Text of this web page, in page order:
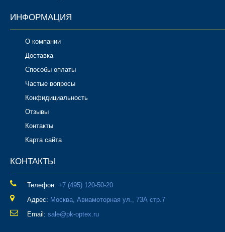
ИНФОРМАЦИЯ
О компании
Доставка
Способы оплаты
Частые вопросы
Конфидициальность
Отзывы
Контакты
Карта сайта
КОНТАКТЫ
Телефон: ‎+7 (495) 120-50-20
Адрес: Москва, Авиамоторная ул., 73А стр.7
Email: sale@pk-optex.ru